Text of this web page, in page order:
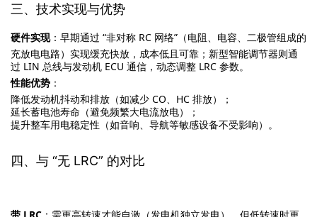
三、技术实现与优势
硬件实现：早期通过 “非对称 RC 网络”（电阻、电容、二极管组成的
充放电电路）实现缓充快放，成本低且可靠；新型智能调节器则通
过 LIN 总线与发动机 ECU 通信，动态调整 LRC 参数。
性能优势 ：
降低发动机抖动和排放（如减少 CO、HC 排放）；
延长蓄电池寿命（避免频繁大电流放电）；
提升整车用电稳定性（如音响、导航等敏感设备不受影响）。
四、与 “无 LRC” 的对比
带 LRC ：需更高转速才能自激（发电机独立发电），但低转速时更